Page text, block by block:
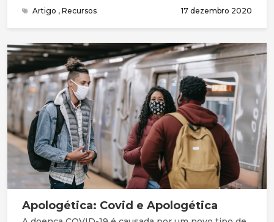
argumentos utilizados na reflexão e debate desta
temática. Os argumentos principais a favor da
eutanásia e/ou suicídio assistido são o alívio da dor
e do sofrimento, considerados insuportáveis pelo
paciente, e o respeito pela sua autonomia pessoal.
Artigo , Recursos 17 dezembro 2020
Apologética: Covid e Apologética